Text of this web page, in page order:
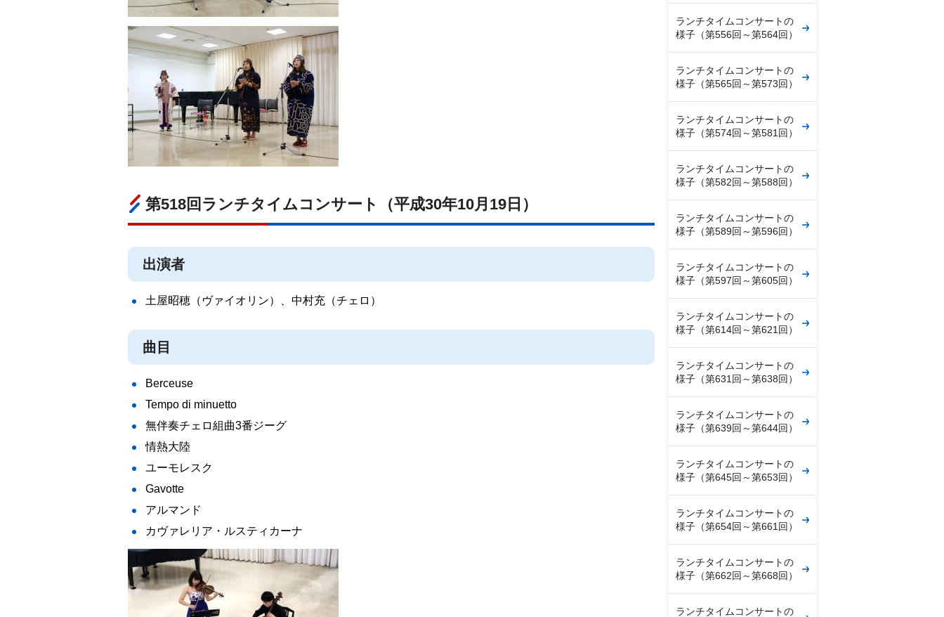
第518回ランチタイムコンサート（平成30年10月19日）
出演者
土屋昭穂（ヴァイオリン）、中村充（チェロ）
曲目
Berceuse
Tempo di minuetto
無伴奏チェロ組曲3番ジーグ
情熱大陸
ユーモレスク
Gavotte
アルマンド
カヴァレリア・ルスティカーナ
ランチタイムコンサートの
様子（第556回～第564回）
ランチタイムコンサートの
様子（第565回～第573回）
ランチタイムコンサートの
様子（第574回～第581回）
ランチタイムコンサートの
様子（第582回～第588回）
ランチタイムコンサートの
様子（第589回～第596回）
ランチタイムコンサートの
様子（第597回～第605回）
ランチタイムコンサートの
様子（第614回～第621回）
ランチタイムコンサートの
様子（第631回～第638回）
ランチタイムコンサートの
様子（第639回～第644回）
ランチタイムコンサートの
様子（第645回～第653回）
ランチタイムコンサートの
様子（第654回～第661回）
ランチタイムコンサートの
様子（第662回～第668回）
ランチタイムコンサートの